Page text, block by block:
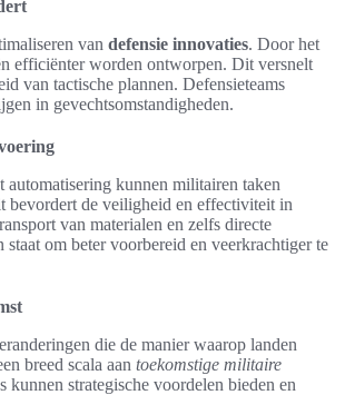
van defensie innovaties. Door het
efficiënter worden ontworpen. Dit versnelt
van tactische plannen. Defensieteams
in gevechtsomstandigheden.
automatisering kunnen militairen taken
bevordert de veiligheid en effectiviteit in
van materialen en zelfs directe
om beter voorbereid en veerkrachtiger te
die de manier waarop landen
breed scala aan toekomstige militaire
strategische voordelen bieden en